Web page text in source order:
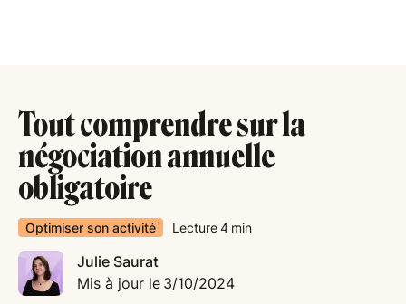
Tout comprendre sur la
négociation annuelle
obligatoire
Optimiser son activité Lecture4 min
Julie Saurat
Mis à jour le 3/10/2024